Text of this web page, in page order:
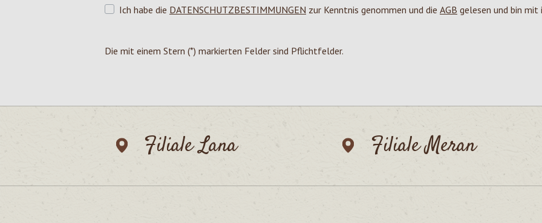
Ich habe die DATENSCHUTZBESTIMMUNGEN zur Kenntnis genommen und die AGB gelesen und bin mit
Die mit einem Stern (*) markierten Felder sind Pflichtfelder.
Filiale Lana Filiale Meran